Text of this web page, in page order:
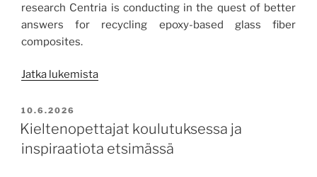
research Centria is conducting in the quest of better
answers for recycling epoxy-based glass fiber
composites.
Jatka lukemista”Beyond
Composites
JULKAISTU
10.6.2026
Kieltenopettajat koulutuksessa ja
inspiraatiota etsimässä